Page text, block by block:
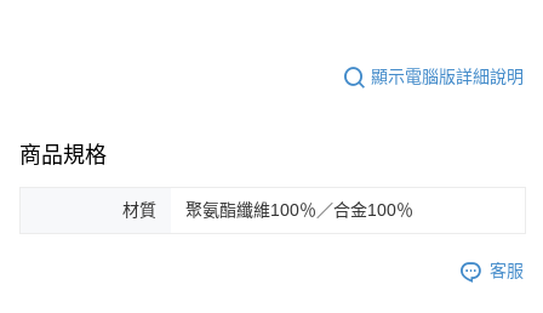
顯示電腦版詳細說明
商品規格
材質 聚氨酯纖維100％／合金100％
客服